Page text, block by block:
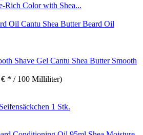
Rich Color with Shea...
Cantu Shea Butter Beard Oil
Cantu Shea Butter Smooth
€ * / 100 Milliliter)
Seifensäckchen 1 Stk.